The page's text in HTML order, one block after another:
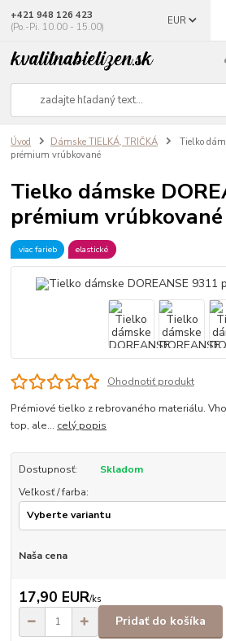
EUR
+421 948 126 423
(Po.-Pi. 10.00 - 15.00)
Úvod Dámske TIELKÁ, TRIČKÁ
Tielko
prémium vrúbkované
Tielko dámske
prémium vrúbkované
viac farieb elastické
Ohodnotiť produkt
Prémiové tielko z rebrovaného materiálu.
top, ale... celý popis
Dostupnosť:
Skladom
Veľkosť / farba:
Naša cena
17,90 EUR/ks
Pridať do košíka